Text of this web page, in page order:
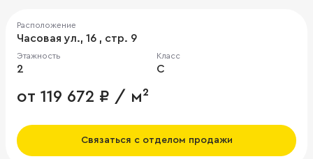
Расположение
Часовая ул., 16 , стр. 9
Этажность
2
Класс
C
от 119 672 ₽ / м²
Связаться с отделом продажи